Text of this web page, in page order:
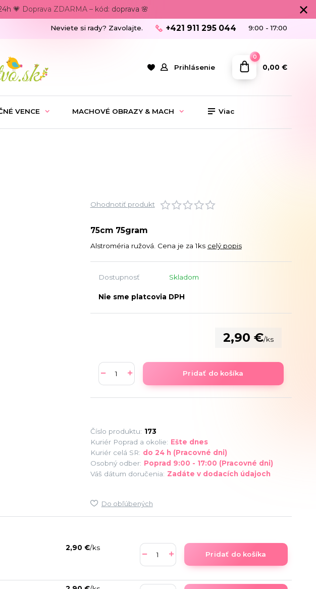
💗 Doprava ZDARMA – kód: doprava 🌸
Prihlásenie
Neviete si rady? Zavolajte. +421 911 295 044 9:00 - 17:00
0
0,00 €
VENCE MACHOVÉ OBRAZY & MACH Viac
Ohodnotiť produkt
75cm 75gram
Alstroméria ružová. Cena je za 1ks celý popis
Dostupnosť Skladom
Nie sme platcovia DPH
2,90 €/ks
Pridať do košíka
Číslo produktu: 173
Kuriér Poprad a okolie: Ešte dnes
Kuriér celá SR: do 24 h (Pracovné dni)
Osobný odber: Poprad 9:00 - 17:00 (Pracovné dni)
Váš dátum doručenia: Zadáte v dodacích údajoch
Do obľúbených
2,90 €/ks
Pridať do košíka